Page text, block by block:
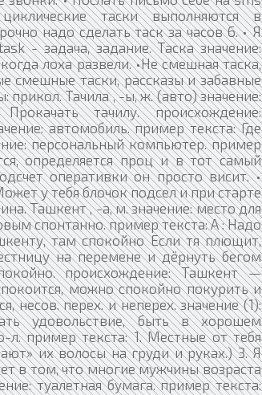
таски выполняются в
надо сделать таск за часов 6. • Я
- задача, задание. Таска значение:
лоха развели. •Не смешная таска,
смешные таски, рассказы и забавные
Тачила , -ы, ж. (авто) значение:
тачилу. происхождение:
автомобиль. пример текста: Где
персональный компьютер. пример
определяется проц и в тот самый
оперативки он просто висит. •
у тебя блочок подсел и при старте
Ташкент , -а, м. значение: место для
спонтанно. пример текста: А : Надо
там спокойно Если тя плющит,
на перемене и дёрнуть бегом
происхождение: Ташкент —
можно спокойно покурить и
несов. перех. и неперех. значение (1):
удовольствие, быть в хорошем
л. пример текста: 1. Местные от тебя
их волосы на груди и руках.) 3. Я
в том, что многие мужчины возраста
туалетная бумага. пример текста: